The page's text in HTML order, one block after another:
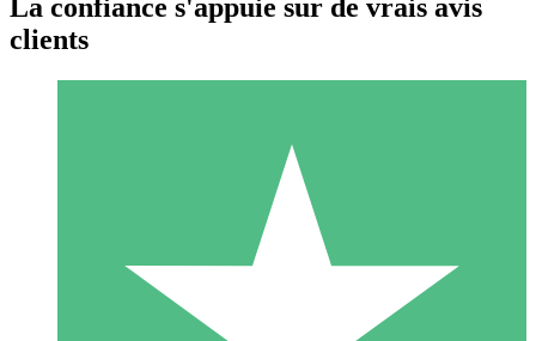
Packs de Crédits Individuels
Payez à l'utilisation avec des crédits de téléchargement. Sans
La confiance s'appuie sur de vrais avis
clients